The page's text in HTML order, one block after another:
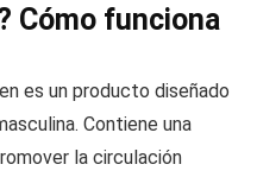
Cómo funciona
es un producto diseñado
Contiene una
la circulación